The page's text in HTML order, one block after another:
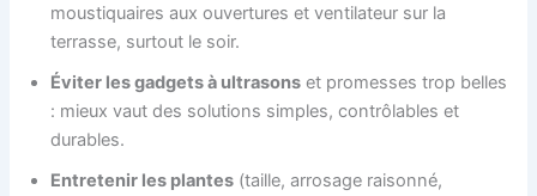
moustiquaires aux ouvertures et ventilateur sur la
terrasse, surtout le soir.
Éviter les gadgets à ultrasons et promesses trop belles
: mieux vaut des solutions simples, contrôlables et
durables.
Entretenir les plantes (taille, arrosage raisonné,